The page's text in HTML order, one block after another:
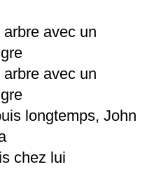
avec un
avec un
longtemps, John
chez lui